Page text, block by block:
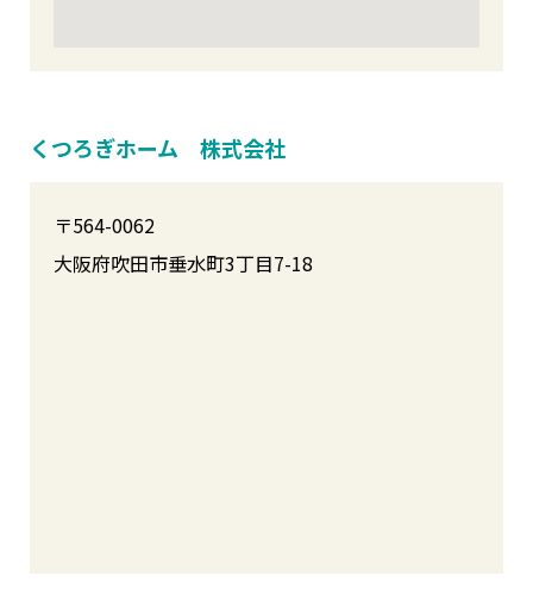
くつろぎホーム 株式会社
〒564-0062
大阪府吹田市垂水町3丁目7-18